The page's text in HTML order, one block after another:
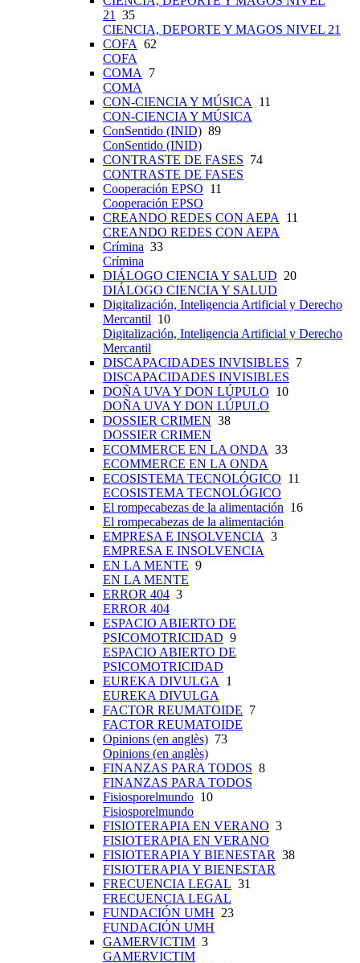
21
35
CIENCIA, DEPORTE Y MAGOS NIVEL 21
COFA 62
COFA
COMA
7
COMA
CON-CIENCIA Y MÚSICA
11
CON-CIENCIA Y MÚSICA
ConSentido (INID) 89
ConSentido (INID)
CONTRASTE DE FASES 74
CONTRASTE DE FASES
Cooperación EPSO 11
Cooperación EPSO
CREANDO REDES CON AEPA
11
CREANDO REDES CON AEPA
Crímina 33
Crímina
DIÁLOGO CIENCIA Y SALUD 20
DIÁLOGO CIENCIA Y SALUD
Digitalización, Inteligencia Artificial y Derecho
Mercantil 10
Digitalización, Inteligencia Artificial y Derecho
Mercantil
DISCAPACIDADES INVISIBLES 7
DISCAPACIDADES INVISIBLES
DOÑA UVA Y DON LÚPULO 10
DOÑA UVA Y DON LÚPULO
DOSSIER CRIMEN 38
DOSSIER CRIMEN
ECOMMERCE EN LA ONDA 33
ECOMMERCE EN LA ONDA
ECOSISTEMA TECNOLÓGICO 11
ECOSISTEMA TECNOLÓGICO
El rompecabezas de la alimentación 16
El rompecabezas de la alimentación
EMPRESA E INSOLVENCIA 3
EMPRESA E INSOLVENCIA
EN LA MENTE 9
EN LA MENTE
ERROR 404 3
ERROR 404
ESPACIO ABIERTO DE
PSICOMOTRICIDAD 9
ESPACIO ABIERTO DE
PSICOMOTRICIDAD
EUREKA DIVULGA
1
EUREKA DIVULGA
FACTOR REUMATOIDE 7
FACTOR REUMATOIDE
Opinions (en anglès) 73
Opinions (en anglès)
FINANZAS PARA TODOS 8
FINANZAS PARA TODOS
Fisiosporelmundo 10
Fisiosporelmundo
FISIOTERAPIA EN VERANO 3
FISIOTERAPIA EN VERANO
FISIOTERAPIA Y BIENESTAR 38
FISIOTERAPIA Y BIENESTAR
FRECUENCIA LEGAL 31
FRECUENCIA LEGAL
FUNDACIÓN UMH 23
FUNDACIÓN UMH
GAMERVICTIM 3
GAMERVICTIM